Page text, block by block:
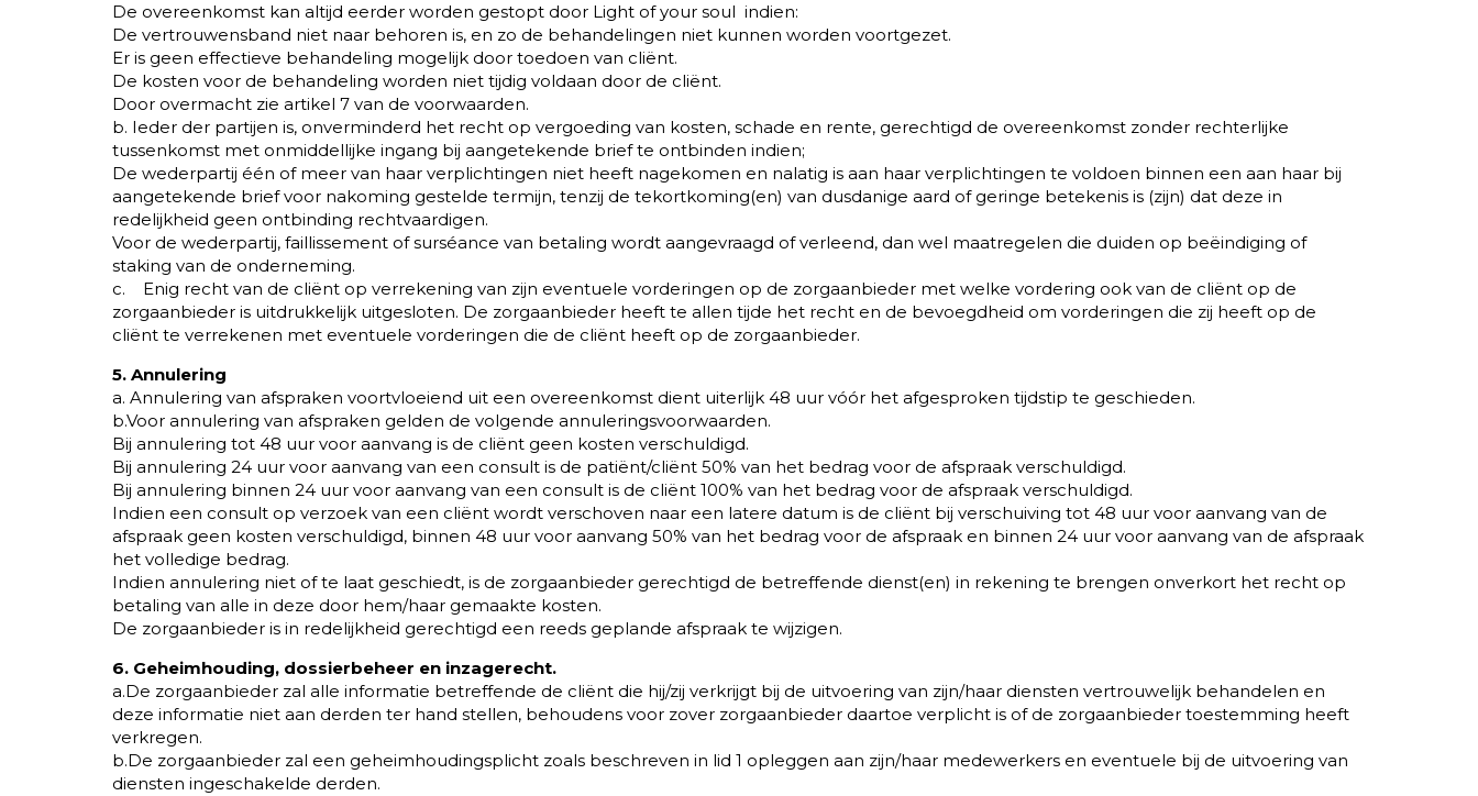
De overeenkomst kan altijd eerder worden gestopt door Light of your soul indien:
De vertrouwensband niet naar behoren is, en zo de behandelingen niet kunnen worden voortgezet.
Er is geen effectieve behandeling mogelijk door toedoen van cliënt.
De kosten voor de behandeling worden niet tijdig voldaan door de cliënt.
Door overmacht zie artikel 7 van de voorwaarden.
b. Ieder der partijen is, onverminderd het recht op vergoeding van kosten, schade en rente, gerechtigd de overeenkomst zonder rechterlijke
tussenkomst met onmiddellijke ingang bij aangetekende brief te ontbinden indien;
De wederpartij één of meer van haar verplichtingen niet heeft nagekomen en nalatig is aan haar verplichtingen te voldoen binnen een aan haar bij
aangetekende brief voor nakoming gestelde termijn, tenzij de tekortkoming(en) van dusdanige aard of geringe betekenis is (zijn) dat deze in
redelijkheid geen ontbinding rechtvaardigen.
Voor de wederpartij, faillissement of surséance van betaling wordt aangevraagd of verleend, dan wel maatregelen die duiden op beëindiging of
staking van de onderneming.
c. Enig recht van de cliënt op verrekening van zijn eventuele vorderingen op de zorgaanbieder met welke vordering ook van de cliënt op de
zorgaanbieder is uitdrukkelijk uitgesloten. De zorgaanbieder heeft te allen tijde het recht en de bevoegdheid om vorderingen die zij heeft op de
cliënt te verrekenen met eventuele vorderingen die de cliënt heeft op de zorgaanbieder.
5. Annulering
a. Annulering van afspraken voortvloeiend uit een overeenkomst dient uiterlijk 48 uur vóór het afgesproken tijdstip te geschieden.
b.Voor annulering van afspraken gelden de volgende annuleringsvoorwaarden.
Bij annulering tot 48 uur voor aanvang is de cliënt geen kosten verschuldigd.
Bij annulering 24 uur voor aanvang van een consult is de patiënt/cliënt 50% van het bedrag voor de afspraak verschuldigd.
Bij annulering binnen 24 uur voor aanvang van een consult is de cliënt 100% van het bedrag voor de afspraak verschuldigd.
Indien een consult op verzoek van een cliënt wordt verschoven naar een latere datum is de cliënt bij verschuiving tot 48 uur voor aanvang van de
afspraak geen kosten verschuldigd, binnen 48 uur voor aanvang 50% van het bedrag voor de afspraak en binnen 24 uur voor aanvang van de afspraak
het volledige bedrag.
Indien annulering niet of te laat geschiedt, is de zorgaanbieder gerechtigd de betreffende dienst(en) in rekening te brengen onverkort het recht op
betaling van alle in deze door hem/haar gemaakte kosten.
De zorgaanbieder is in redelijkheid gerechtigd een reeds geplande afspraak te wijzigen.
6. Geheimhouding, dossierbeheer en inzagerecht.
a.De zorgaanbieder zal alle informatie betreffende de cliënt die hij/zij verkrijgt bij de uitvoering van zijn/haar diensten vertrouwelijk behandelen en
deze informatie niet aan derden ter hand stellen, behoudens voor zover zorgaanbieder daartoe verplicht is of de zorgaanbieder toestemming heeft
verkregen.
b.De zorgaanbieder zal een geheimhoudingsplicht zoals beschreven in lid 1 opleggen aan zijn/haar medewerkers en eventuele bij de uitvoering van
diensten ingeschakelde derden.